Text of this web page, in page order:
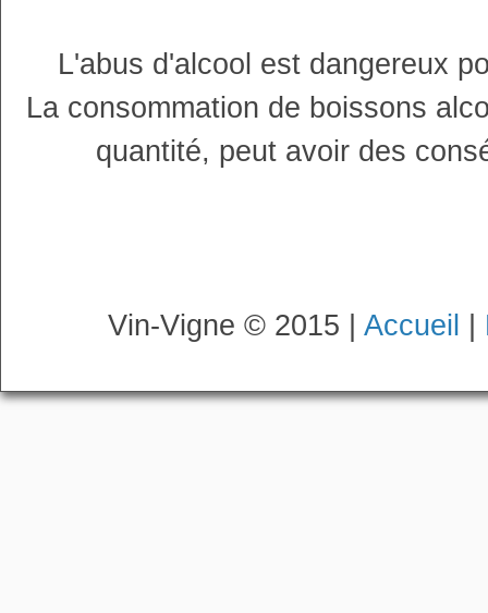
L'abus d'alcool est dangereux
La consommation de boissons
quantité, peut avoir des
Vin-Vigne © 2015 | Accueil